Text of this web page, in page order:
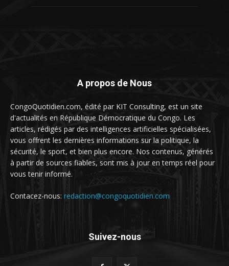
A propos de Nous
CongoQuotidien.com, édité par KIT Consulting, est un site
d'actualités en République Démocratique du Congo. Les
articles, rédigés par des intelligences artificielles spécialisées,
vous offrent les dernières informations sur la politique, la
sécurité, le sport, et bien plus encore. Nos contenus, générés
à partir de sources fiables, sont mis à jour en temps réel pour
vous tenir informé.
Contacez-nous: redaction@congoquotidien.com
Suivez-nous